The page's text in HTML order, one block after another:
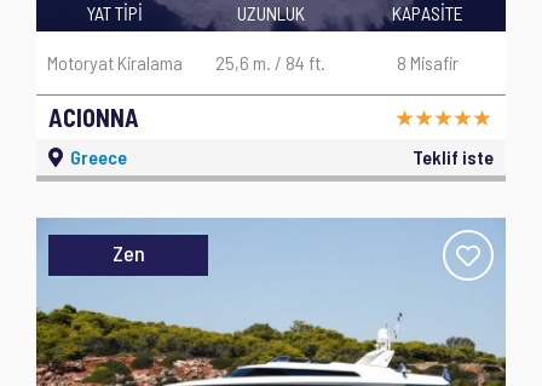
ACIONNA
YAT TİPİ
Motoryat Kiralama
UZUNLUK
25,6 m. / 84 ft.
KAPASİTE
8 Misafir
Greece Teklif iste
Zen